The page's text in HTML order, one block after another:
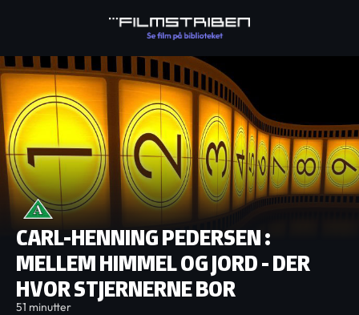
CARL-HENNING PEDERSEN :
MELLEM HIMMEL OG JORD - DER
HVOR STJERNERNE BOR
51 minutter